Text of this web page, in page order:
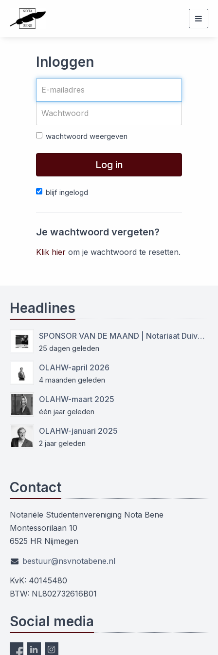
Inloggen
wachtwoord weergeven
Log in
blijf ingelogd
Je wachtwoord vergeten?
Klik hier om je wachtwoord te resetten.
Headlines
SPONSOR VAN DE MAAND | Notariaat Duiven Westervoort
25 dagen geleden
OLAHW-april 2026
4 maanden geleden
OLAHW-maart 2025
één jaar geleden
OLAHW-januari 2025
2 jaar geleden
Contact
Notariële Studentenvereniging Nota Bene
Montessorilaan 10
6525 HR Nijmegen
bestuur@nsvnotabene.nl
KvK: 40145480
BTW: NL802732616B01
Social media